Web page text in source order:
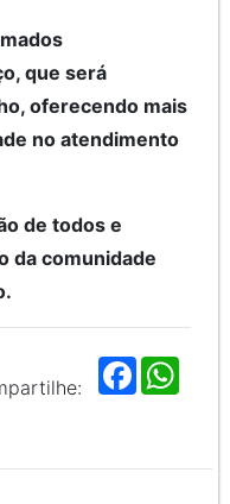
que será
oferecendo mais
no atendimento
de todos e
da comunidade
F
a